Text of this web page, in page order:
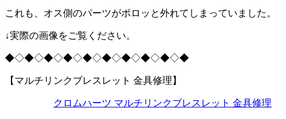
これも、オス側のパーツがポロッと外れてしまっていました。
↓実際の画像をご覧ください。
◆◇◆◇◆◇◆◇◆◇◆◇◆◇◆◇◆◇◆
【マルチリンクブレスレット 金具修理】
クロムハーツ マルチリンクブレスレット 金具修理